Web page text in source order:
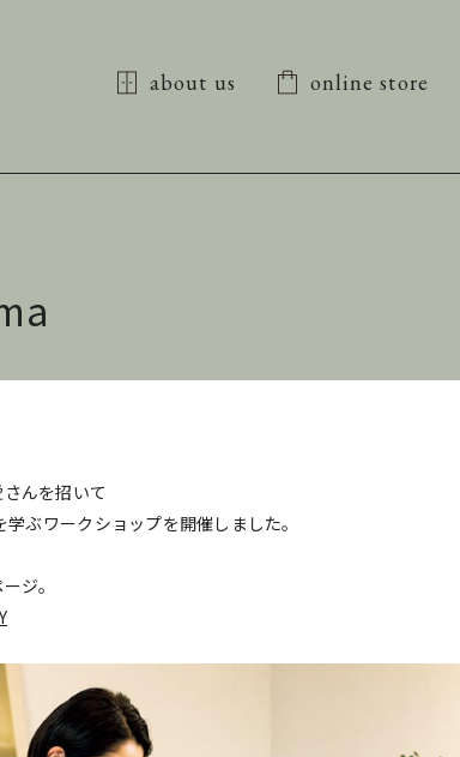
about us online store
んを招いて
ぶワークショップを開催しました。
ジ。